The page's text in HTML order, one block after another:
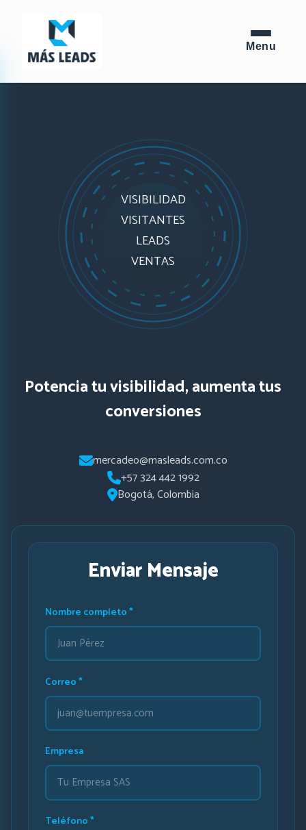
VISIBILIDAD
VISITANTES
LEADS
VENTAS
Potencia tu visibilidad, aumenta tus
conversiones
mercadeo@masleads.com.co
+57 324 442 1992
Bogotá, Colombia
Enviar Mensaje
Nombre completo *
Correo *
Empresa
Teléfono *